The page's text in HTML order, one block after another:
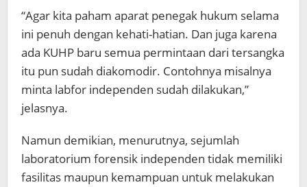
“Agar kita paham aparat penegak hukum selama
ini penuh dengan kehati-hatian. Dan juga karena
ada KUHP baru semua permintaan dari tersangka
itu pun sudah diakomodir. Contohnya misalnya
minta labfor independen sudah dilakukan,”
jelasnya.
Namun demikian, menurutnya, sejumlah
laboratorium forensik independen tidak memiliki
fasilitas maupun kemampuan untuk melakukan